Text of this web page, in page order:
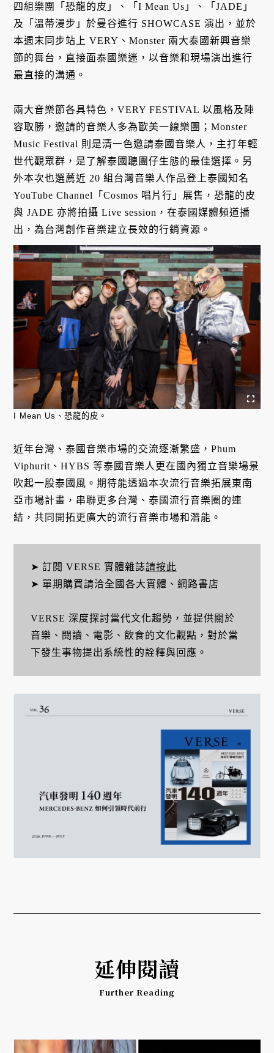
四組樂團「恐龍的皮」、「I Mean Us」、「JADE」
及「溫蒂漫步」於曼谷進行 SHOWCASE 演出，並於
本週末同步站上 VERY、Monster 兩大泰國新興音樂
節的舞台，直接面泰國樂迷，以音樂和現場演出進行
最直接的溝通。
兩大音樂節各具特色，VERY FESTIVAL 以風格及陣
容取勝，邀請的音樂人多為歐美一線樂團；Monster
Music Festival 則是清一色邀請泰國音樂人，主打年輕
世代觀眾群，是了解泰國聽團仔生態的最佳選擇。另
外本次也選薦近 20 組台灣音樂人作品登上泰國知名
YouTube Channel「Cosmos 唱片行」展售，恐龍的皮
與 JADE 亦將拍攝 Live session，在泰國媒體頻道播
出，為台灣創作音樂建立長效的行銷資源。
I Mean Us、恐龍的皮。
近年台灣、泰國音樂市場的交流逐漸繁盛，Phum
Viphurit、HYBS 等泰國音樂人更在國內獨立音樂場景
吹起一股泰國風。期待能透過本次流行音樂拓展東南
亞市場計畫，串聯更多台灣、泰國流行音樂圈的連
結，共同開拓更廣大的流行音樂市場和潛能。
➤ 訂閱 VERSE 實體雜誌請按此
➤ 單期購買請洽全國各大實體、網路書店
VERSE 深度探討當代文化趨勢，並提供關於
音樂、閱讀、電影、飲食的文化觀點，對於當
下發生事物提出系統性的詮釋與回應。
延伸閱讀
Further Reading